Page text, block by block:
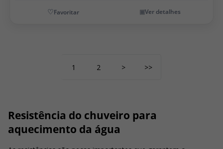
Ver detalhes
1 2 > >>
Resistência do chuveiro para
aquecimento da água